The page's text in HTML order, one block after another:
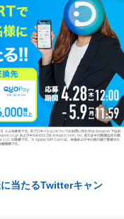
当たるTwitterキャン